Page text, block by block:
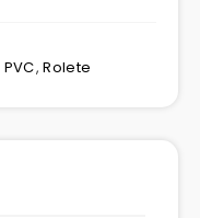
PVC,Rolete